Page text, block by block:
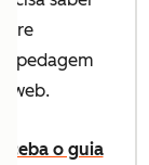
web.
o guia